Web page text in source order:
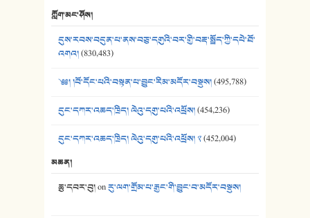
ཀློག་མང་ཤོས།
དུས་རབས་བདུན་པ་ནས་བཅུ་དགུའི་བར་གྱི་བརྡ་སྤྲོད་ཀྱི་དཔེ་ཐོ་
འགའ།(830,483)
༄༅། །བོ་དོང་པའི་བསྟན་པ་བྱུང་རིམ་མདོར་བསྡུས།(495,788)
དུང་དཀར་འཆད་ཁྲིད། ལེའུ་དགུ་པའི་འཕྲོས།(454,236)
དུང་དཀར་འཆད་ཁྲིད། ལེའུ་དགུ་པའི་འཕྲོས། ༢(452,004)
མཆན།
ཆུ་དབར་བུ།onརུ་ལག་གྲོམ་པ་རྒྱང་གི་བྱུང་བ་མདོར་བསྡུས།